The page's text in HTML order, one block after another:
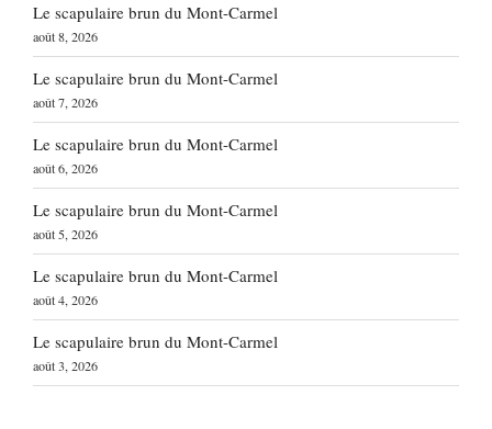
Le scapulaire brun du Mont-Carmel
août 8, 2026
Le scapulaire brun du Mont-Carmel
août 7, 2026
Le scapulaire brun du Mont-Carmel
août 6, 2026
Le scapulaire brun du Mont-Carmel
août 5, 2026
Le scapulaire brun du Mont-Carmel
août 4, 2026
Le scapulaire brun du Mont-Carmel
août 3, 2026